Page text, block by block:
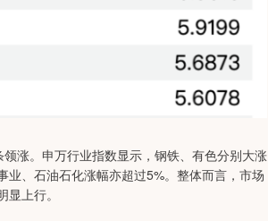
涨。申万行业指数显示，钢铁、有色分别大涨
、石油石化涨幅亦超过5%。整体而言，市场
上行。